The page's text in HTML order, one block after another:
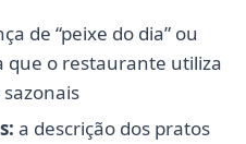
de “peixe do dia” ou
que o restaurante utiliza
a descrição dos pratos